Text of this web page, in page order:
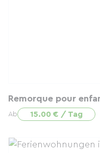
Remorque pour
Ab 15.00 € / Tag